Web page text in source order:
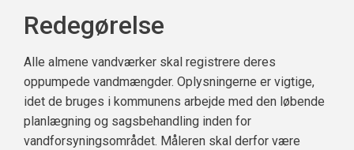
Redegørelse
Alle almene vandværker skal registrere deres
oppumpede vandmængder. Oplysningerne er vigtige,
idet de bruges i kommunens arbejde med den løbende
planlægning og sagsbehandling inden for
vandforsyningsområdet. Måleren skal derfor være